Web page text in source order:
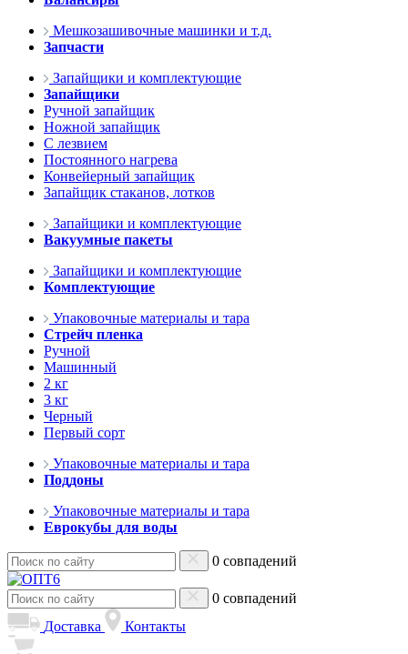
Мешкозашивочные машинки и т.д.
Запчасти
Запайщики и комплектующие
Запайщики
Ручной запайщик
Ножной запайщик
С лезвием
Постоянного нагрева
Конвейерный запайщик
Запайщик стаканов, лотков
Запайщики и комплектующие
Вакуумные пакеты
Запайщики и комплектующие
Комплектующие
Упаковочные материалы и тара
Стрейч пленка
Ручной
Машинный
2 кг
3 кг
Черный
Первый сорт
Упаковочные материалы и тара
Поддоны
Упаковочные материалы и тара
Еврокубы для воды
0 совпадений
0 совпадений
Доставка
Контакты